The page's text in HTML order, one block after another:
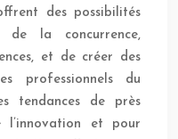
des possibilités
de la concurrence,
et de créer des
professionnels du
tendances de près
et pour